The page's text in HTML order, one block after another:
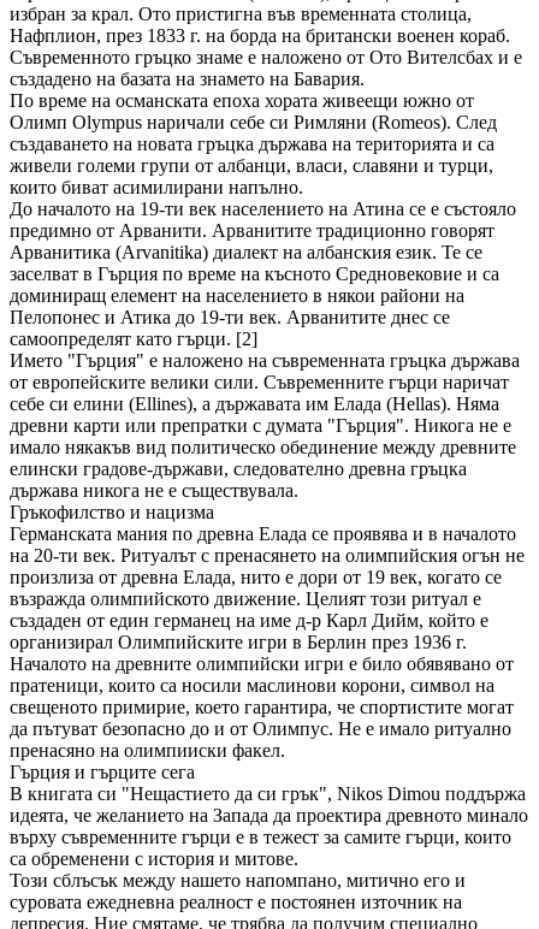
избран за крал. Ото пристигна във временната столица,
Нафплион, през 1833 г. на борда на британски военен кораб.
Съвременното гръцко знаме е наложено от Ото Вителсбах и е
създадено на базата на знамето на Бавария.
По време на османската епоха хората живеещи южно от
Олимп Olympus наричали себе си Римляни (Romeos). След
създаването на новата гръцка държава на територията и са
живели големи групи от албанци, власи, славяни и турци,
които биват асимилирани напълно.
До началото на 19-ти век населението на Атина се е състояло
предимно от Арванити. Арванитите традиционно говорят
Арванитика (Arvanitika) диалект на албанския език. Те се
заселват в Гърция по време на късното Средновековие и са
доминиращ елемент на населението в някои райони на
Пелопонес и Атика до 19-ти век. Арванитите днес се
самоопределят като гърци. [2]
Името "Гърция" е наложено на съвременната гръцка държава
от европейските велики сили. Съвременните гърци наричат ​​
себе си елини (Ellines), а държавата им Елада (Hellas). Няма
древни карти или препратки с думата "Гърция". Никога не е
имало някакъв вид политическо обединение между древните
елински градове-държави, следователно древна гръцка
държава никога не е съществувала.
Гръкофилство и нацизма
Германската мания по древна Елада се проявява и в началото
на 20-ти век. Ритуалът с пренасянето на олимпийския огън не
произлиза от древна Елада, нито е дори от 19 век, когато се
възражда олимпийското движение. Целият този ритуал е
създаден от един германец на име д-р Карл Дийм, който е
организирал Олимпийските игри в Берлин през 1936 г.
Началото на древните олимпийски игри е било обявявано от
пратеници, които са носили маслинови корони, символ на
свещеното примирие, което гарантира, че спортистите могат
да пътуват безопасно до и от Олимпус. Не е имало ритуално
пренасяно на олимпииски факел.
Гърция и гърците сега
В книгата си "Нещастието да си грък", Nikos Dimou поддържа
идеята, че желанието на Запада да проектира древното минало
върху съвременните гърци е в тежест за самите гърци, които
са обременени с история и митове.
Този сблъсък между нашето напомпано, митично его и
суровата ежедневна реалност е постоянен източник на
депресия. Ние смятаме, че трябва да получим специално